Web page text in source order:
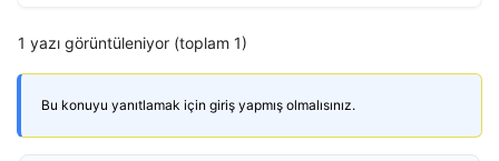
1 yazı görüntüleniyor (toplam 1)
Bu konuyu yanıtlamak için giriş yapmış olmalısınız.